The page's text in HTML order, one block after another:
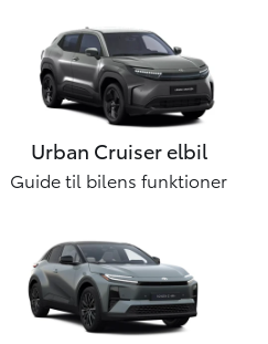
Urban Cruiserelbil
Guide til bilens funktioner